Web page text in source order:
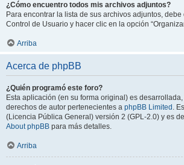
¿Cómo encuentro todos mis archivos adjuntos?
Para encontrar la lista de sus archivos adjuntos,
Control de Usuario y hacer clic en la opción
Arriba
Acerca de phpBB
¿Quién programó este foro?
Esta aplicación (en su forma original) es
derechos de autor pertenecientes a phpBB Limited .
(Licencia Pública General) versión 2 (GPL-2.0) y es
About phpBB para más detalles.
Arriba